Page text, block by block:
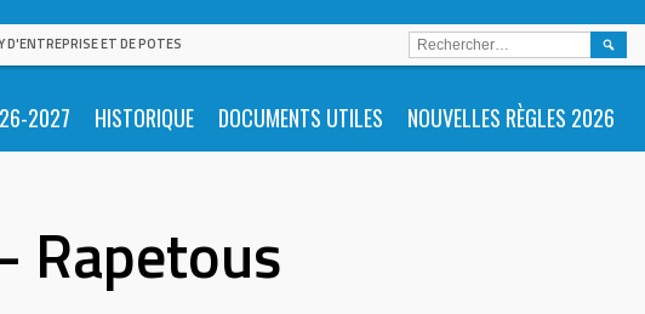
D'ENTREPRISE ET DE POTES
2027 HISTORIQUE DOCUMENTS UTILES NOUVELLES RÈGLES 2026
Rapetous